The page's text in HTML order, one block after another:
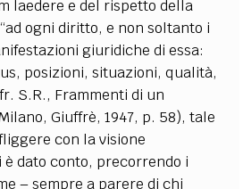
laedere e del rispetto della
ogni diritto, e non soltanto i
giuridiche di essa:
posizioni, situazioni, qualità,
S.R., Frammenti di un
Giuffrè, 1947, p. 58), tale
con la visione
dato conto, precorrendo i
– sempre a parere di chi